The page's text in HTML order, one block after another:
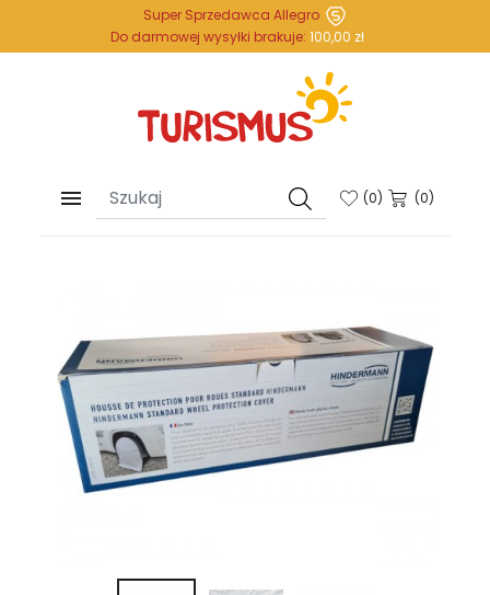
Do darmowej wysyłki brakuje: 100,00 zł
Super Sprzedawca Allegro
 (0) (0)